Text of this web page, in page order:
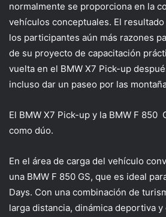
normalmente se proporciona en la
vehículos conceptuales. El
los participantes aún más razones
de su proyecto de capacitación
vuelta en el BMW X7 Pick-up
incluso dar un paseo por las
El BMW X7 Pick-up y la BMW F 850
como dúo.
En el área de carga del vehículo
una BMW F 850 ​​GS, que es ideal
Days. Con una combinación de
larga distancia, dinámica deportiva